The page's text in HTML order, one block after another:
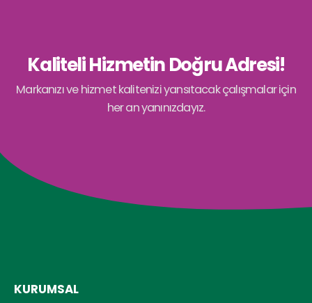
Kaliteli Hizmetin Doğru Adresi!
Markanızı ve hizmet kalitenizi yansıtacak çalışmalar için
her an yanınızdayız.
KURUMSAL